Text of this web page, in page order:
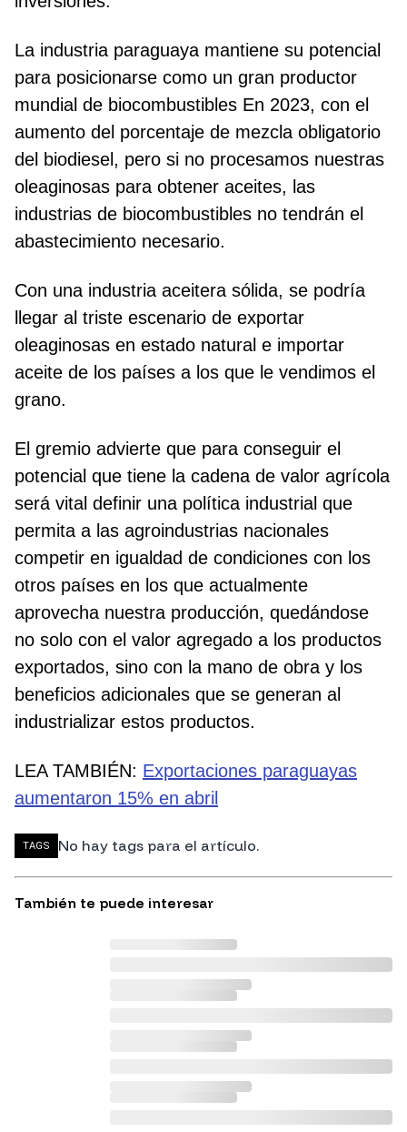
La industria paraguaya mantiene su potencial
para posicionarse como un gran productor
mundial de biocombustibles En 2023, con el
aumento del porcentaje de mezcla obligatorio
del biodiesel, pero si no procesamos nuestras
oleaginosas para obtener aceites, las
industrias de biocombustibles no tendrán el
abastecimiento necesario.
Con una industria aceitera sólida, se podría
llegar al triste escenario de exportar
oleaginosas en estado natural e importar
aceite de los países a los que le vendimos el
grano.
El gremio advierte que para conseguir el
potencial que tiene la cadena de valor agrícola
será vital definir una política industrial que
permita a las agroindustrias nacionales
competir en igualdad de condiciones con los
otros países en los que actualmente
aprovecha nuestra producción, quedándose
no solo con el valor agregado a los productos
exportados, sino con la mano de obra y los
beneficios adicionales que se generan al
industrializar estos productos.
LEA TAMBIÉN: Exportaciones paraguayas
aumentaron 15% en abril
TAGS No hay tags para el artículo.
También te puede interesar